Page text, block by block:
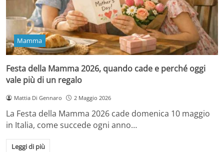
Mamma
Festa della Mamma 2026, quando cade e perché oggi
vale più di un regalo
Mattia Di Gennaro 2 Maggio 2026
La Festa della Mamma 2026 cade domenica 10 maggio
in Italia, come succede ogni anno…
Leggi di più